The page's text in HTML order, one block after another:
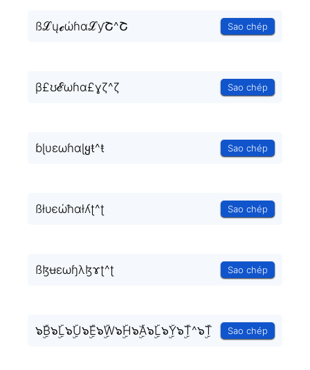
ßℒųℯώɦαℒƴՇ^Շ Sao chép
β£ʊℰωɦɑ£ɣζ^ζ Sao chép
ɓɭυεωɦɑɭყŧ^ŧ Sao chép
ßłυєώħɑłʎʈ^ʈ Sao chép
ßɮʉɛωɧλɮɤʈ^ʈ Sao chép
๖ۣۜB๖ۣۜL๖ۣۜU๖ۣۜE๖ۣۜW๖ۣۜH๖ۣۜA๖ۣۜL๖ۣۜY๖ۣۜT^๖ۣۜT Sao chép